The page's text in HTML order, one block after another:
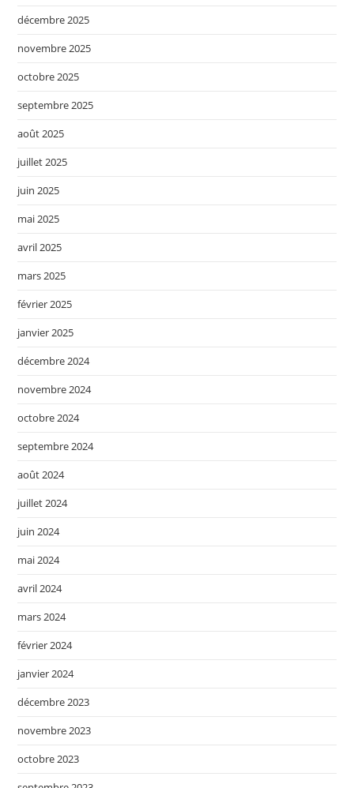
décembre 2025
novembre 2025
octobre 2025
septembre 2025
août 2025
juillet 2025
juin 2025
mai 2025
avril 2025
mars 2025
février 2025
janvier 2025
décembre 2024
novembre 2024
octobre 2024
septembre 2024
août 2024
juillet 2024
juin 2024
mai 2024
avril 2024
mars 2024
février 2024
janvier 2024
décembre 2023
novembre 2023
octobre 2023